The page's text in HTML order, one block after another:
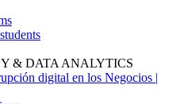
& DATA ANALYTICS
digital en los Negocios |